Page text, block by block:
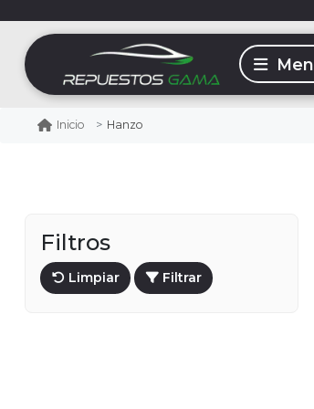
Inicio Hanzo
Filtros
Limpiar Filtrar